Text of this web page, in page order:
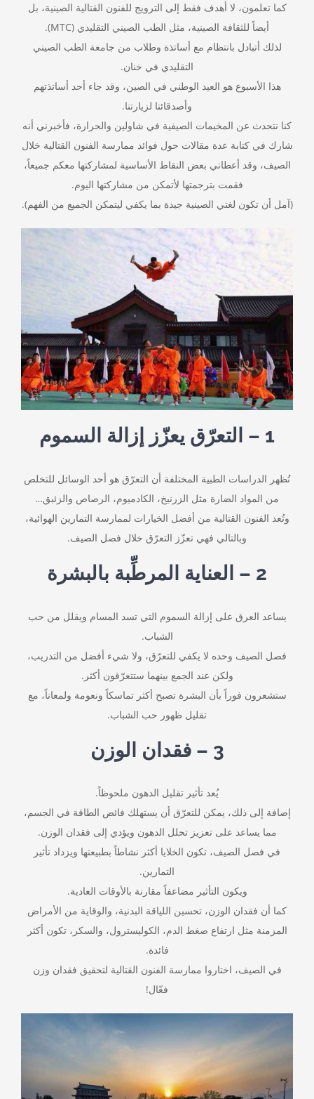
كما تعلمون، لا أهدف فقط إلى الترويج للفنون القتالية الصينية، بل
أيضاً للثقافة الصينية، مثل الطب الصيني التقليدي (MTC).
لذلك أتبادل بانتظام مع أساتذة وطلاب من جامعة الطب الصيني
التقليدي في خنان.
هذا الأسبوع هو العيد الوطني في الصين، وقد جاء أحد أساتذتهم
وأصدقائنا لزيارتنا.
كنا نتحدث عن المخيمات الصيفية في شاولين والحرارة، فأخبرني أنه
شارك في كتابة عدة مقالات حول فوائد ممارسة الفنون القتالية خلال
الصيف، وقد أعطاني بعض النقاط الأساسية لمشاركتها معكم جميعاً،
فقمت بترجمتها لأتمكن من مشاركتها اليوم.
(آمل أن تكون لغتي الصينية جيدة بما يكفي ليتمكن الجميع من الفهم).
1 – التعرّق يعزّز إزالة السموم
تُظهر الدراسات الطبية المختلفة أن التعرّق هو أحد الوسائل للتخلص
من المواد الضارة مثل الزرنيخ، الكادميوم، الرصاص والزئبق…
وتُعد الفنون القتالية من أفضل الخيارات لممارسة التمارين الهوائية،
وبالتالي فهي تعزّز التعرّق خلال فصل الصيف.
2 – العناية المرطِّبة بالبشرة
يساعد العرق على إزالة السموم التي تسد المسام ويقلل من حب
الشباب.
فصل الصيف وحده لا يكفي للتعرّق، ولا شيء أفضل من التدريب،
ولكن عند الجمع بينهما ستتعرّقون أكثر.
ستشعرون فوراً بأن البشرة تصبح أكثر تماسكاً ونعومة ولمعاناً، مع
تقليل ظهور حب الشباب.
3 – فقدان الوزن
يُعد تأثير تقليل الدهون ملحوظاً.
إضافة إلى ذلك، يمكن للتعرّق أن يستهلك فائض الطاقة في الجسم،
مما يساعد على تعزيز تحلل الدهون ويؤدي إلى فقدان الوزن.
في فصل الصيف، تكون الخلايا أكثر نشاطاً بطبيعتها ويزداد تأثير
التمارين.
ويكون التأثير مضاعفاً مقارنة بالأوقات العادية.
كما أن فقدان الوزن، تحسين اللياقة البدنية، والوقاية من الأمراض
المزمنة مثل ارتفاع ضغط الدم، الكوليسترول، والسكر، تكون أكثر
فائدة.
في الصيف، اختاروا ممارسة الفنون القتالية لتحقيق فقدان وزن
فعّال!